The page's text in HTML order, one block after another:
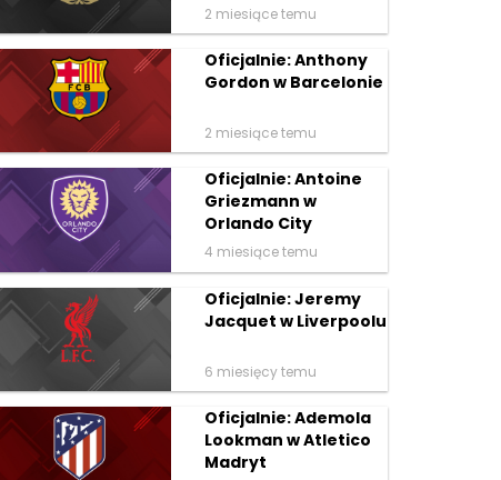
2 miesiące temu
Oficjalnie: Anthony
Gordon w Barcelonie
2 miesiące temu
Oficjalnie: Antoine
Griezmann w
Orlando City
4 miesiące temu
Oficjalnie: Jeremy
Jacquet w Liverpoolu
6 miesięcy temu
Oficjalnie: Ademola
Lookman w Atletico
Madryt